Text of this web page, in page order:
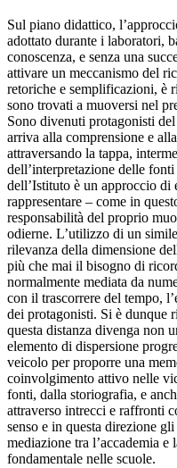
Sul piano didattico,
adottato durante i laboratori,
conoscenza, e senza una
attivare un meccanismo del
retoriche e semplificazioni, è
sono trovati a muoversi nel
Sono divenuti protagonisti
arriva alla comprensione e
attraversando la tappa,
dell’interpretazione delle
dell’Istituto è un approccio di
rappresentare – come in
responsabilità del proprio
odierne. L’utilizzo di un
rilevanza della dimensione
più che mai il bisogno di
normalmente mediata da
con il trascorrere del tempo,
dei protagonisti. Si è dunque
questa distanza divenga non
elemento di dispersione
veicolo per proporre una
coinvolgimento attivo nelle
fonti, dalla storiografia, e
attraverso intrecci e raffronti
senso e in questa direzione
mediazione tra l’accademia
fondamentale nelle scuole.